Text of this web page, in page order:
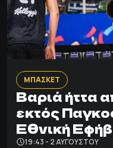
ΜΠΑΣΚΕΤ
Βαριά ήττα
εκτός
Εθνική
19:43 - 2 ΑΥΓΟΎΣΤΟΥ